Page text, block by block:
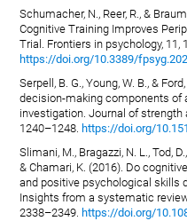
Schumacher, N., Reer, R., &
Cognitive Training Improves
Trial. Frontiers in psychology, 11,
https://doi.org/10.3389/
Serpell, B. G., Young, W. B., &
decision-making components of
investigation. Journal of strength
1240–1248. https://doi.org/
Slimani, M., Bragazzi, N. L., Tod,
& Chamari, K. (2016). Do
and positive psychological skills
Insights from a systematic
2338–2349. https://doi.org/